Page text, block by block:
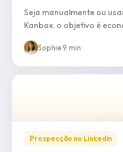
Seja manualmente ou
Kanbox, o objetivo é
Organize suas
Sophie·9 min
Prospecção no LinkedIn